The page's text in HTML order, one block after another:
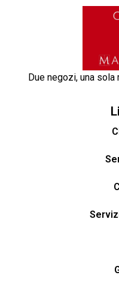
Due negozi, una